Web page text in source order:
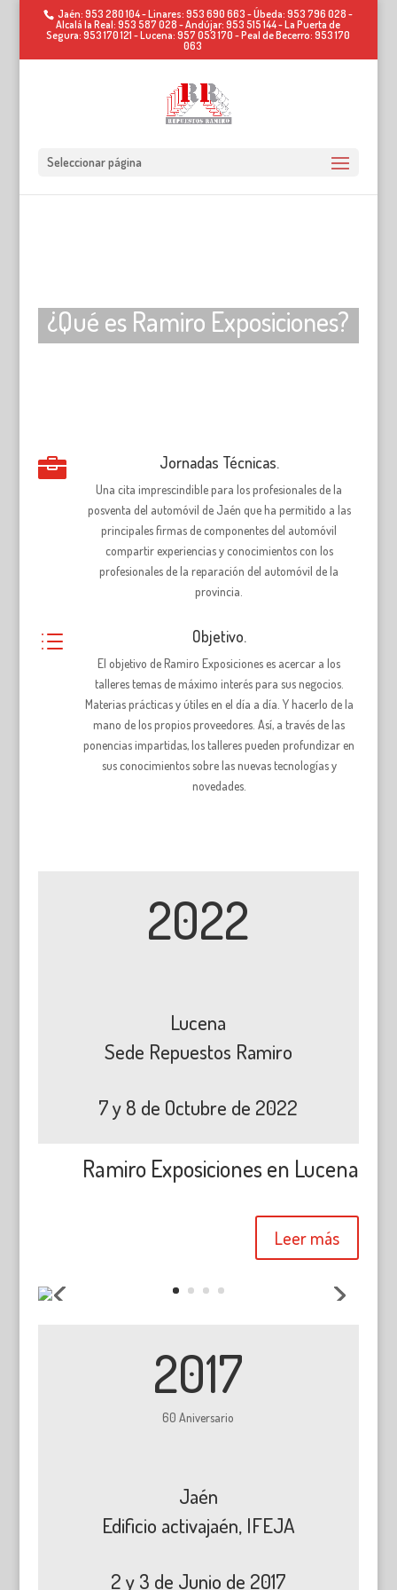
Jaén: 953 280 104 - Linares: 953 690 663 - Úbeda: 953 796 028 -
Alcalá la Real: 953 587 028 - Andújar: 953 515 144 - La Puerta de
Segura: 953 170 121 - Lucena: 957 053 170 - Peal de Becerro: 953 170
063
Seleccionar página
¿Qué es Ramiro Exposiciones?
 Jornadas Técnicas.
Una cita imprescindible para los profesionales de la
posventa del automóvil de Jaén que ha permitido a las
principales firmas de componentes del automóvil
compartir experiencias y conocimientos con los
profesionales de la reparación del automóvil de la
provincia.
d Objetivo.
El objetivo de Ramiro Exposiciones es acercar a los
talleres temas de máximo interés para sus negocios.
Materias prácticas y útiles en el día a día. Y hacerlo de la
mano de los propios proveedores. Así, a través de las
ponencias impartidas, los talleres pueden profundizar en
sus conocimientos sobre las nuevas tecnologías y
novedades.
2022
Lucena
Sede Repuestos Ramiro
7 y 8 de Octubre de 2022
Ramiro Exposiciones en Lucena
Leer más
2017
60 Aniversario
Jaén
Edificio activajaén, IFEJA
2 y 3 de Junio de 2017